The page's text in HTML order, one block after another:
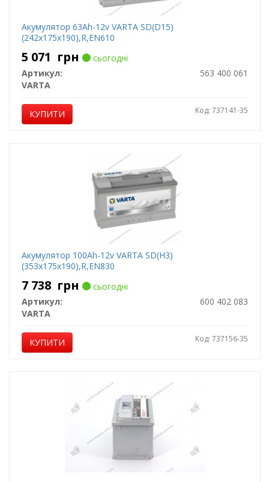
Акумулятор 63Ah-12v VARTA SD(D15)
(242x175x190),R,EN610
5 071 грн
сьогодні
Артикул:
563 400 061
VARTA
КУПИТИ Код: 737141-35
Акумулятор 100Ah-12v VARTA SD(H3)
(353x175x190),R,EN830
7 738 грн
сьогодні
Артикул:
600 402 083
VARTA
КУПИТИ Код: 737156-35